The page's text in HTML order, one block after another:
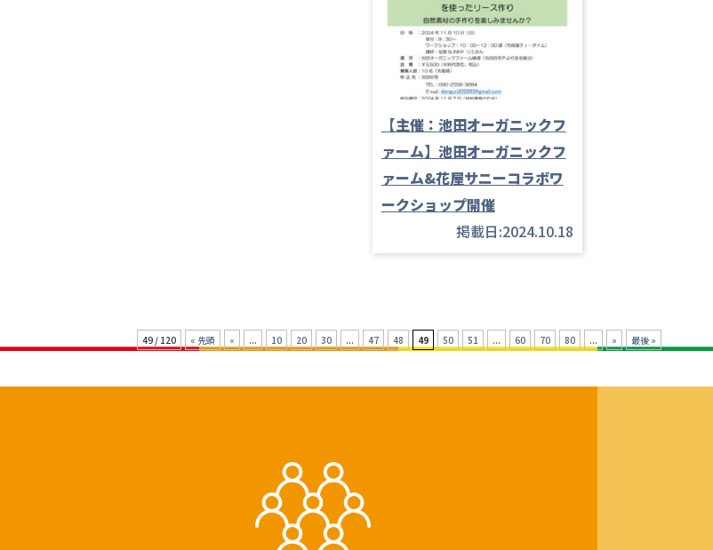
【主催：池田オーガニックフ
ァーム】池田オーガニックフ
ァーム&花屋サニーコラボワ
ークショップ開催
掲載日:2024.10.18
49 / 120 « 先頭 « ... 10 20 30 ... 47 48 49 50 51 ... 60 70 80 ... » 最後 »